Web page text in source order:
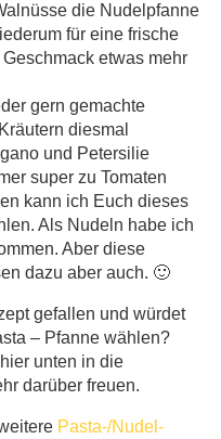
die Nudelpfanne
für eine frische
etwas mehr
gern gemachte
diesmal
und Petersilie
super zu Tomaten
kann ich Euch dieses
Als Nudeln habe ich
Aber diese
dazu aber auch. 🙂
gefallen und würdet
– Pfanne wählen?
unten in die
darüber freuen.
Pasta-/Nudel-